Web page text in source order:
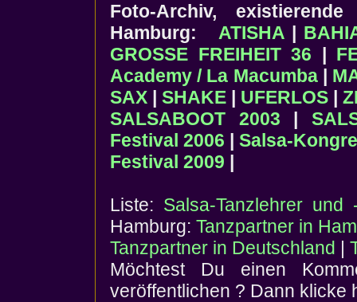
Foto-Archiv,
Hamburg: ATISHA |
GROSSE FREIHEIT 36 |
Academy / La Macumba|
SAX | SHAKE | UFERLOS |
SALSABOOT 2003 |
Festival 2006 | Salsa-
Festival 2009 |
Liste: Salsa-Tanzlehrer und
Hamburg: Tanzpartner in
Tanzpartner in Deutschland |
Möchtest Du einen
veröffentlichen ? Dann klicke